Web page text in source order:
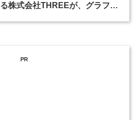
る株式会社THREEが、グラフィ
PR